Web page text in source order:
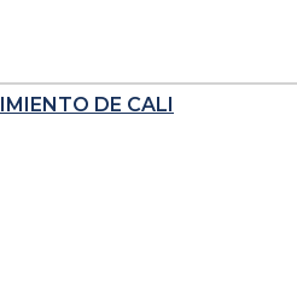
DE CALI